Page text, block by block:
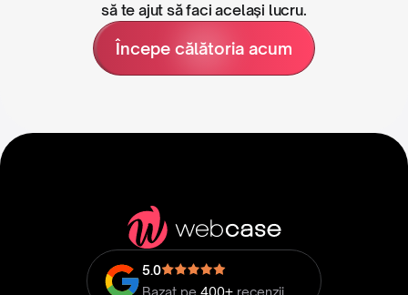
să te ajut să faci același lucru.
Începe călătoria acum
5.0
Bazat pe400+ recenzii